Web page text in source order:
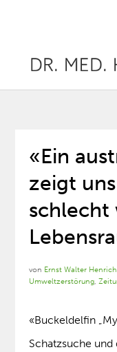
«Ein
zeigt
schlecht
von Ernst Walter Henrich
Umweltzerstörung,
«Buckeldelfin
Schatzsuche